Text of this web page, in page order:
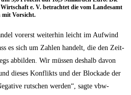
e. V. betrach­tet die vom Lan­des­amt
mit Vorsicht.
vor­erst wei­ter­hin leicht im Auf­wind
es sich um Zah­len han­delt, die den Zeit­
abbil­den. Wir müs­sen des­halb davon
die­ses Kon­flikts und der Blo­cka­de der
rut­schen wer­den“, sag­te vbw-